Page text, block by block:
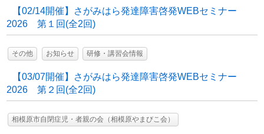
【02/14開催】さがみはら発達障害啓発WEBセミナー
2026 第１回(全2回)
その他 お知らせ 研修・講習会情報
【03/07開催】さがみはら発達障害啓発WEBセミナー
2026 第２回(全2回)
相模原市自閉症児・者親の会（相模原やまびこ会）